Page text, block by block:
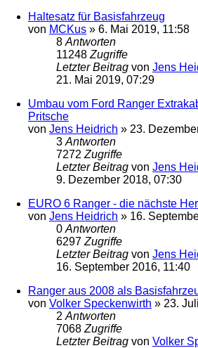
Haltesatz für Basisfahrzeug
von MCKus » 6. Mai 2019, 11:58
8 Antworten
11248 Zugriffe
Letzter Beitrag von Jens
21. Mai 2019, 07:29
Umbau vom Ford Ranger
Pritsche
von Jens Heidrich » 23.
3 Antworten
7272 Zugriffe
Letzter Beitrag von Jens
9. Dezember 2018, 07:30
EURO 6 Ranger - die nächste
von Jens Heidrich » 16.
0 Antworten
6297 Zugriffe
Letzter Beitrag von Jens
16. September 2016, 11:40
Ranger aus 2008 als
von Volker Speckenwirth » 23.
2 Antworten
7068 Zugriffe
Letzter Beitrag von Volker